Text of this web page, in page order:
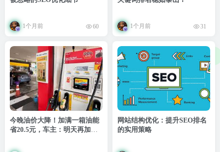
1个月前 60 1个月前 31
今晚油价大降！加满一箱油能
省20.5元，车主：明天再加
网站结构优化：提升SEO排名
的实用策略